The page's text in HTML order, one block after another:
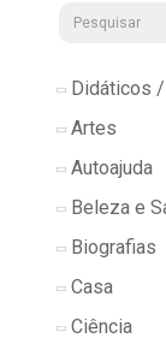
Didáticos
Artes
Autoajuda
Beleza e
Biografias
Casa
Ciência